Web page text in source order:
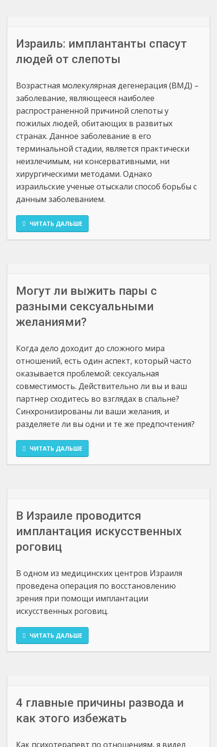
Израиль: имплантанты спасут
людей от слепоты
Возрастная молекулярная дегенерация (ВМД) –
заболевание, являющееся наиболее
распространенной причиной слепоты у
пожилых людей, обитающих в развитых
странах. Данное заболевание в его
терминальной стадии, является практически
неизлечимым, ни консервативными, ни
хирургическими методами. Однако
израильские ученые отыскали способ борьбы с
данным заболеванием.
ЧИТАТЬ ДАЛЬШЕ
Могут ли выжить пары с
разными сексуальными
желаниями?
Когда дело доходит до сложного мира
отношений, есть один аспект, который часто
оказывается проблемой: сексуальная
совместимость. Действительно ли вы и ваш
партнер сходитесь во взглядах в спальне?
Синхронизированы ли ваши желания, и
разделяете ли вы одни и те же предпочтения?
ЧИТАТЬ ДАЛЬШЕ
В Израиле проводится
имплантация искусственных
роговиц
В одном из медицинских центров Израиля
проведена операция по восстановлению
зрения при помощи имплантации
искусственных роговиц.
ЧИТАТЬ ДАЛЬШЕ
4 главные причины развода и
как этого избежать
Как психотерапевт по отношениям, я видел